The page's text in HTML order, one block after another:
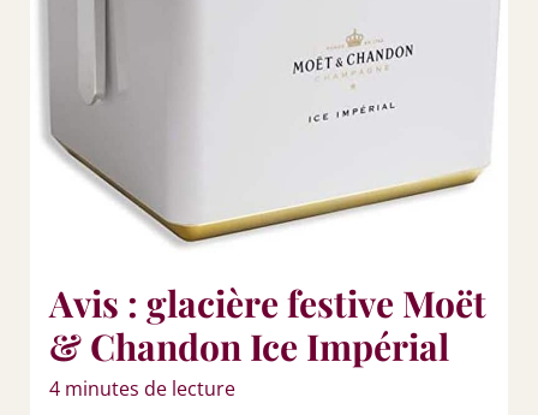
Avis : glacière festive Moët
& Chandon Ice Impérial
4 minutes de lecture